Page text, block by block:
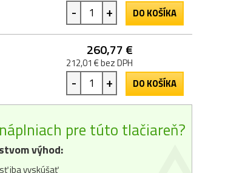
- + DO KOŠÍKA
260,77 €
212,01 € bez DPH
- + DO KOŠÍKA
pre túto tlačiareň?
výhod:
iba vyskúšať